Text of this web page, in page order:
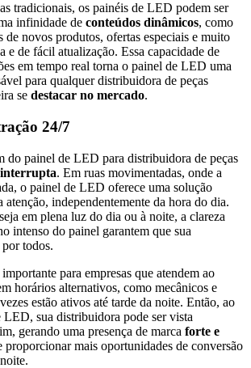
tradicionais, os painéis de LED podem ser
infinidade de conteúdos dinâmicos, como
de novos produtos, ofertas especiais e muito
e de fácil atualização. Essa capacidade de
em tempo real torna o painel de LED uma
para qualquer distribuidora de peças
se destacar no mercado.
24/7
do painel de LED para distribuidora de peças
. Em ruas movimentadas, onde a
o painel de LED oferece uma solução
atenção, independentemente da hora do dia.
em plena luz do dia ou à noite, a clareza
intenso do painel garantem que sua
todos.
para empresas que atendem ao
horários alternativos, como mecânicos e
estão ativos até tarde da noite. Então, ao
LED, sua distribuidora pode ser vista
gerando uma presença de marca forte e
proporcionar mais oportunidades de conversão